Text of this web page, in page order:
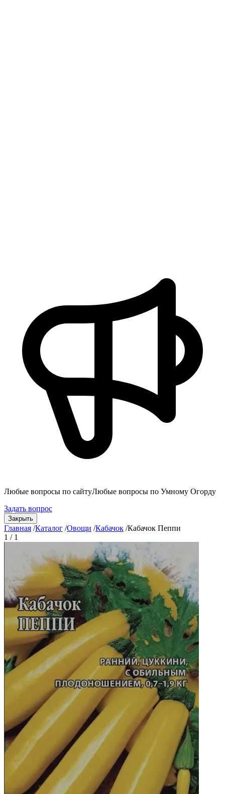
Любые вопросы по сайтуЛюбые вопросы по Умному Огорду
Задать вопрос
Закрыть
Главная /Каталог /Овощи /Кабачок /Кабачок Пеппи
1 / 1